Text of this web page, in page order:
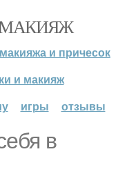
МАКИЯЖ
и причесок
и макияж
игры отзывы
в